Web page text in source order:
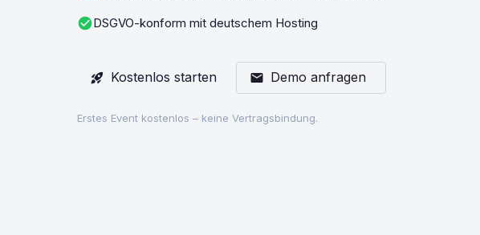
check_circleDSGVO-konform mit deutschem Hosting
rocket_launch Kostenlos starten mail Demo anfragen
Erstes Event kostenlos – keine Vertragsbindung.